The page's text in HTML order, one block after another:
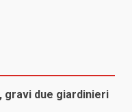
gravi due giardinieri